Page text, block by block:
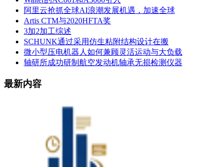
阿里云抢抓全球AI浪潮发展机遇，加速全球
Artis CTM与2020HFTA奖
3加2加工综述
SCHUNK通过采用仿生粘附结构设计在搬
微小型压电机器人如何兼顾灵活运动与大负载
轴研所成功研制航空发动机轴承无损检测仪器
最新内容